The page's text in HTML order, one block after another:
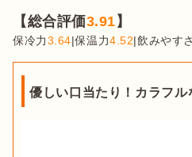
【総合評価3.91 】
保冷力3.64|保温力4.52|飲みやすさ
優しい口当たり！カラフル